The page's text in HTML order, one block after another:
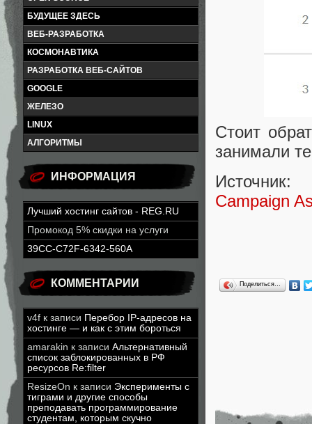
БУДУЩЕЕ ЗДЕСЬ
ВЕБ-РАЗРАБОТКА
КОСМОНАВТИКА
РАЗРАБОТКА ВЕБ-САЙТОВ
GOOGLE
ЖЕЛЕЗО
LINUX
АЛГОРИТМЫ
ИНФОРМАЦИЯ
Лучший хостинг сайтов - REG.RU
Промокод 5% скидки на услуги
39CC-C72F-6342-560A
КОММЕНТАРИИ
v4f к записи Перебор IP-адресов на
хостинге — и как с этим бороться
amarakin к записи Альтернативный
список заблокированных в РФ
ресурсов Re:filter
ResizeOn к записи Эксперименты с
тиграми и другие способы
преподавать программирование
студентам, которым скучно
Стоит
занимали
Источник:
Campaign
Поделиться…